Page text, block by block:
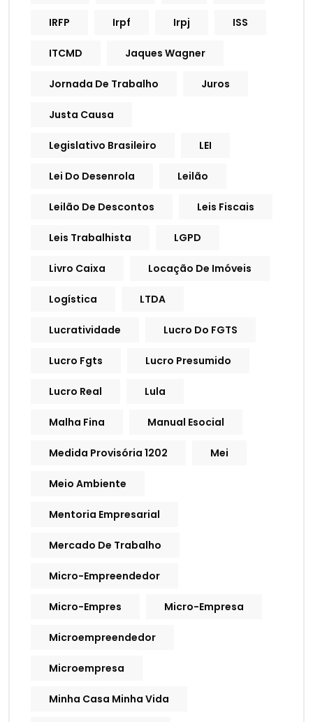
IRFP Irpf Irpj ISS
ITCMD Jaques Wagner
Jornada De Trabalho Juros
Justa Causa
Legislativo Brasileiro LEI
Lei Do Desenrola Leilão
Leilão De Descontos Leis Fiscais
Leis Trabalhista LGPD
Livro Caixa Locação De Imóveis
Logística LTDA
Lucratividade Lucro Do FGTS
Lucro Fgts Lucro Presumido
Lucro Real Lula
Malha Fina Manual Esocial
Medida Provisória 1202 Mei
Meio Ambiente
Mentoria Empresarial
Mercado De Trabalho
Micro-Empreendedor
Micro-Empres Micro-Empresa
Microempreendedor
Microempresa
Minha Casa Minha Vida